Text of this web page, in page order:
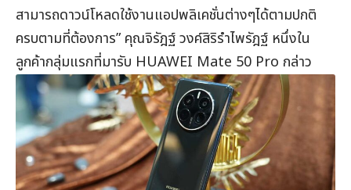
สามารถดาวน์โหลดใช้งานแอปพลิเคชั่นต่างๆได้ตามปกติ
ครบตามที่ต้องการ” คุณจิรัฎฐ์ วงค์สิริรำไพรัฎฐ์ หนึ่งใน
ลูกค้ากลุ่มแรกที่มารับ HUAWEI Mate 50 Pro กล่าว